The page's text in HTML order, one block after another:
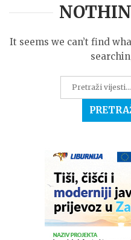
It seems we can’t find